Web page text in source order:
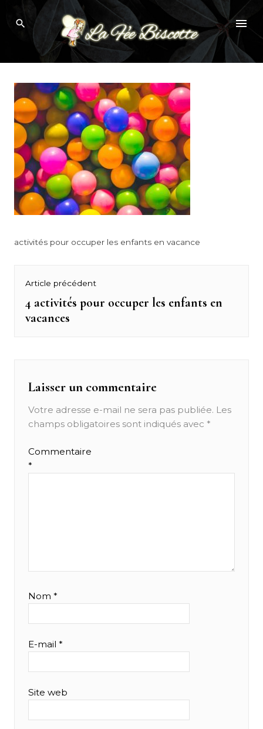
content
activité été
activités pour occuper les enfants en vacance
Navigation
de
l’article
Article précédent
Previous
post:
4 activités pour occuper les enfants en
vacances
Laisser un commentaire
Votre adresse e-mail ne sera pas publiée. Les
champs obligatoires sont indiqués avec *
Commentaire
*
Nom *
E-mail *
Site web